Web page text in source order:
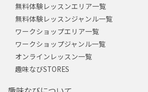
無料体験レッスンエリア一覧
無料体験レッスンジャンル一覧
ワークショップエリア一覧
ワークショップジャンル一覧
オンラインレッスン一覧
趣味なびSTORES